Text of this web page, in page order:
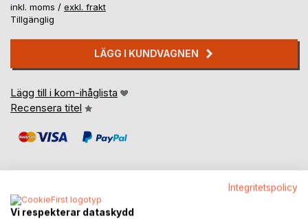
inkl. moms / exkl. frakt
Tillgänglig
LÄGG I KUNDVAGNEN
Lägg till i kom-ihåglista
Recensera titel
BESKRIVNING
Integritetspolicy
Vi respekterar dataskydd